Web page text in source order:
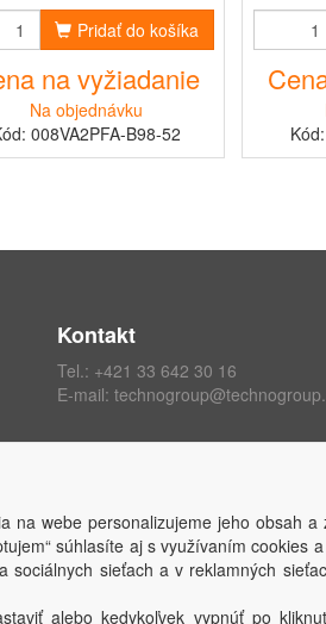
Pridať do košíka
na vyžiadanie
Na objednávku
008VA2PFA-B98-52
Kontakt
Tel.: +421 33 642 30 16
E-mail:
GROUP spol. s r.o.2026
na webe personalizujeme jeho obsah a
súhlasíte aj s využívaním cookies
sieťach a v reklamných
alebo kedykoľvek vypnúť po